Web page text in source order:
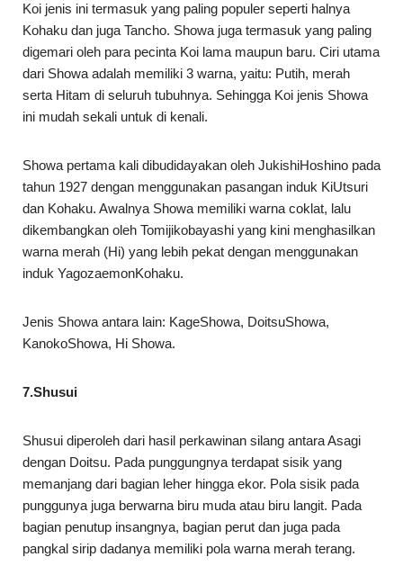
Koi jenis ini termasuk yang paling populer seperti halnya
Kohaku dan juga Tancho. Showa juga termasuk yang paling
digemari oleh para pecinta Koi lama maupun baru. Ciri utama
dari Showa adalah memiliki 3 warna, yaitu: Putih, merah
serta Hitam di seluruh tubuhnya. Sehingga Koi jenis Showa
ini mudah sekali untuk di kenali.
Showa pertama kali dibudidayakan oleh JukishiHoshino pada
tahun 1927 dengan menggunakan pasangan induk KiUtsuri
dan Kohaku. Awalnya Showa memiliki warna coklat, lalu
dikembangkan oleh Tomijikobayashi yang kini menghasilkan
warna merah (Hi) yang lebih pekat dengan menggunakan
induk YagozaemonKohaku.
Jenis Showa antara lain: KageShowa, DoitsuShowa,
KanokoShowa, Hi Showa.
7.Shusui
Shusui diperoleh dari hasil perkawinan silang antara Asagi
dengan Doitsu. Pada punggungnya terdapat sisik yang
memanjang dari bagian leher hingga ekor. Pola sisik pada
punggunya juga berwarna biru muda atau biru langit. Pada
bagian penutup insangnya, bagian perut dan juga pada
pangkal sirip dadanya memiliki pola warna merah terang.